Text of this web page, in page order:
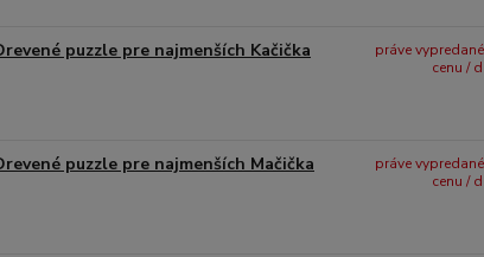
puzzle pre najmenších Kačička
práve
cenu /
puzzle pre najmenších Mačička
práve
cenu /